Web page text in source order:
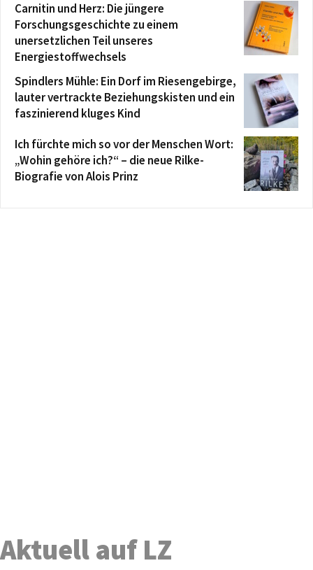
Carnitin und Herz: Die jüngere
Forschungsgeschichte zu einem
unersetzlichen Teil unseres
Energiestoffwechsels
Spindlers Mühle: Ein Dorf im Riesengebirge,
lauter vertrackte Beziehungskisten und ein
faszinierend kluges Kind
Ich fürchte mich so vor der Menschen Wort:
„Wohin gehöre ich?“ – die neue Rilke-
Biografie von Alois Prinz
Aktuell auf LZ